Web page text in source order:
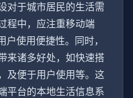
对于城市居民的生活需
程中，应注重移动端
使用便捷性。同时，
来诸多好处，如快速搭
及便于用户使用等。这
平台的本地生活信息系